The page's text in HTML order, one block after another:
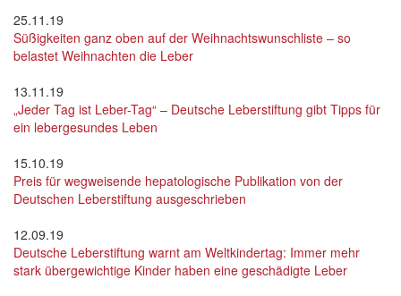
25.11.19
Süßigkeiten ganz oben auf der Weihnachtswunschliste – so
belastet Weihnachten die Leber
13.11.19
„Jeder Tag ist Leber-Tag“ – Deutsche Leberstiftung gibt Tipps für
ein lebergesundes Leben
15.10.19
Preis für wegweisende hepatologische Publikation von der
Deutschen Leberstiftung ausgeschrieben
12.09.19
Deutsche Leberstiftung warnt am Weltkindertag: Immer mehr
stark übergewichtige Kinder haben eine geschädigte Leber